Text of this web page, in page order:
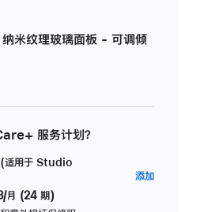
纹理玻璃面板 - 可调倾
服务计划？
适用于 Studio
月 (24 期)
添加